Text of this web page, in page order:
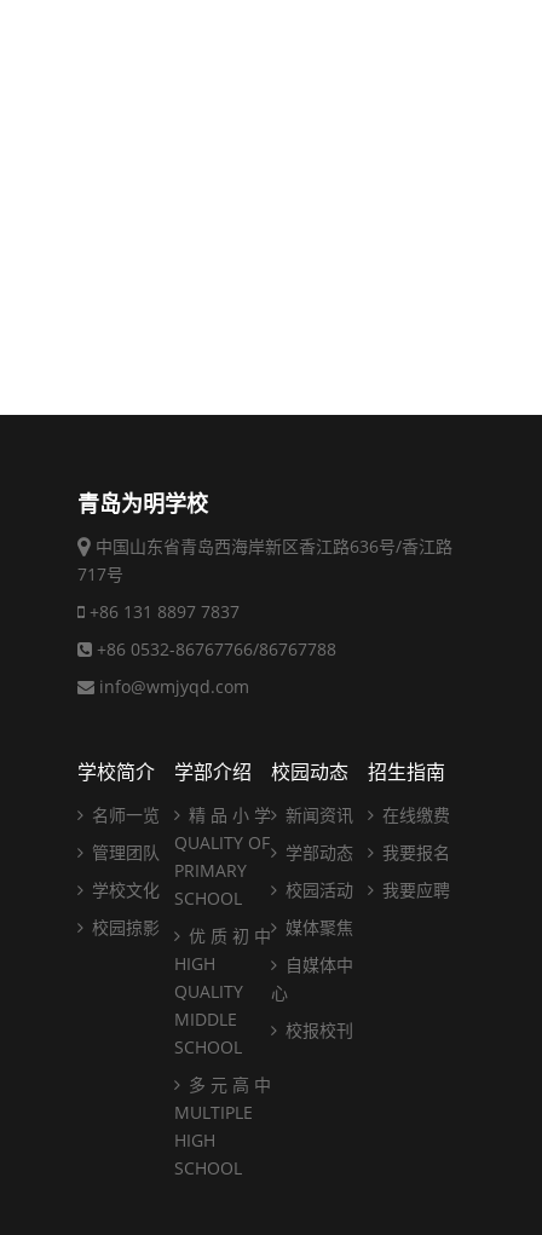
青岛为明学校
中国山东省青岛西海岸新区香江路636号/香江路
717号
+86 131 8897 7837
+86 0532-86767766/86767788
info@wmjyqd.com
学校简介
名师一览
管理团队
学校文化
校园掠影
学部介绍
精 品 小 学
QUALITY OF
PRIMARY
SCHOOL
优 质 初 中
HIGH
QUALITY
MIDDLE
SCHOOL
多 元 高 中
MULTIPLE
HIGH
SCHOOL
校园动态
新闻资讯
学部动态
校园活动
媒体聚焦
自媒体中
心
校报校刊
招生指南
在线缴费
我要报名
我要应聘